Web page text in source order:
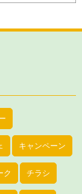
キャンペーン
ク チラシ